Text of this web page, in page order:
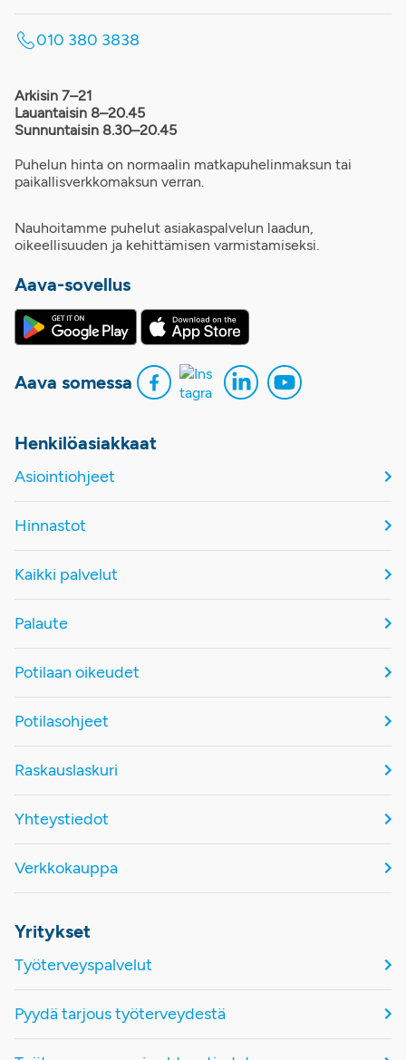
010 380 3838
Arkisin 7–21
Lauantaisin 8–20.45
Sunnuntaisin 8.30–20.45
Puhelun hinta on normaalin matkapuhelinmaksun tai
paikallisverkkomaksun verran.
Nauhoitamme puhelut asiakaspalvelun laadun,
oikeellisuuden ja kehittämisen varmistamiseksi.
Aava-sovellus
Aava somessa
Henkilöasiakkaat
Asiointiohjeet
Hinnastot
Kaikki palvelut
Palaute
Potilaan oikeudet
Potilasohjeet
Raskauslaskuri
Yhteystiedot
Verkkokauppa
Yritykset
Työterveyspalvelut
Pyydä tarjous työterveydestä